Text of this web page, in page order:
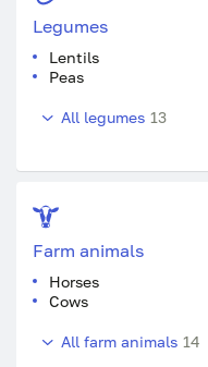
Legumes
Lentils
Peas
All legumes 13
Farm animals
Horses
Cows
All farm animals 14